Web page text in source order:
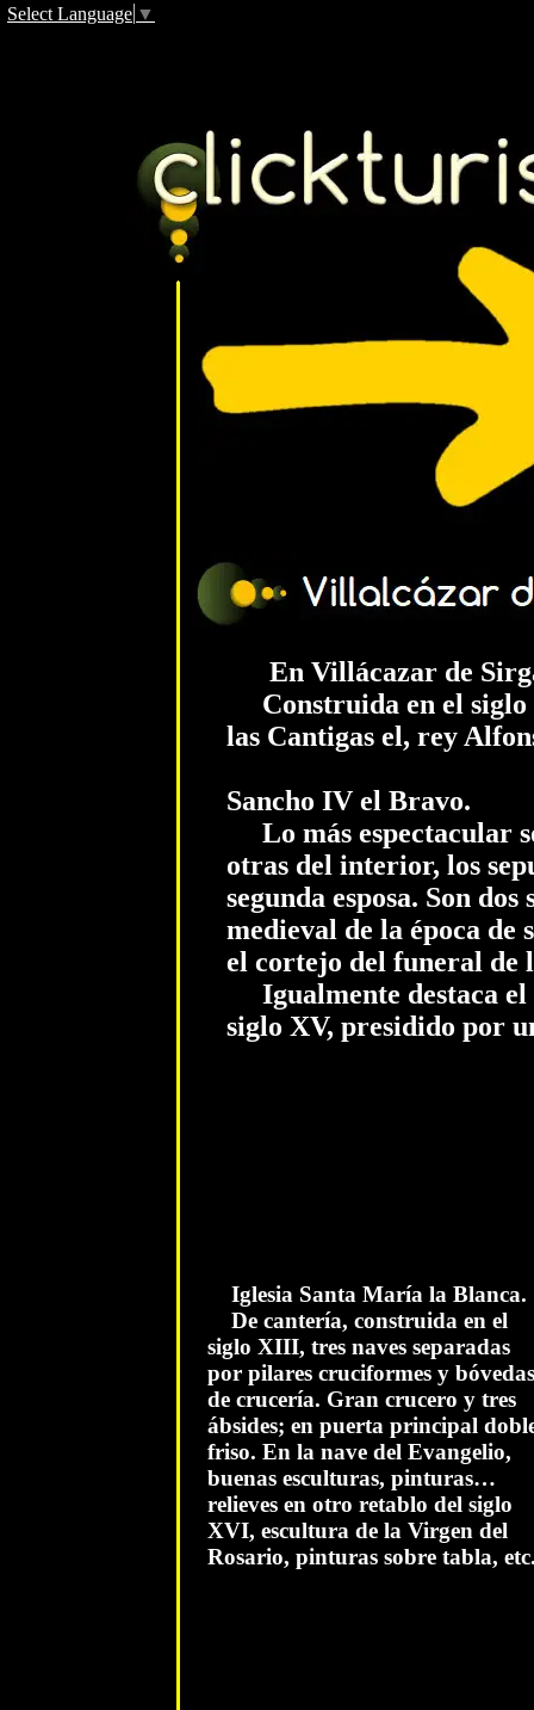
Iglesia Santa María la Blanca.
De cantería, construida en el
siglo XIII, tres naves separadas
por pilares cruciformes y bóvedas
de crucería. Gran crucero y tres
ábsides; en puerta principal
friso. En la nave del Evangelio,
buenas esculturas, pinturas…
relieves en otro retablo del siglo
XVI, escultura de la Virgen del
Rosario, pinturas sobre tabla,
En Villácazar de
Construida en el siglo
las Cantigas el, rey
Sancho IV el Bravo.
Lo más espectacular
otras del interior, los
segunda esposa. Son
medieval de la época
el cortejo del funeral de
Igualmente destaca el
siglo XV, presidido por
Select Language ▼